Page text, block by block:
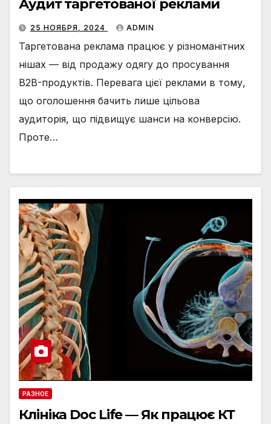
Аудит таргетованої реклами
25 НОЯБРЯ, 2024 ADMIN
Таргетована реклама працює у різноманітних
нішах — від продажу одягу до просування
B2B-продуктів. Перевага цієї реклами в тому,
що оголошення бачить лише цільова
аудиторія, що підвищує шанси на конверсію.
Проте…
РАЗНОЕ
Клініка Doc Life — Як працює КТ